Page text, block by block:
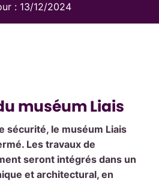
: 13/12/2024
muséum Liais
sécurité, le muséum Liais
Les travaux de
seront intégrés dans un
et architectural, en